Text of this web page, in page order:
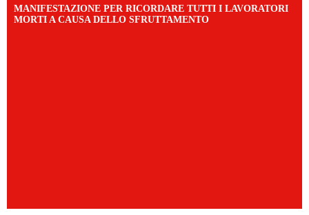
MANIFESTAZIONE PER RICORDARE TUTTI I LAVORATORI
MORTI A CAUSA DELLO SFRUTTAMENTO